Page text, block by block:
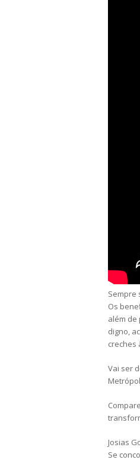
Sempre
Os
além de
digno,
creches
Vai ser
Josias
Se